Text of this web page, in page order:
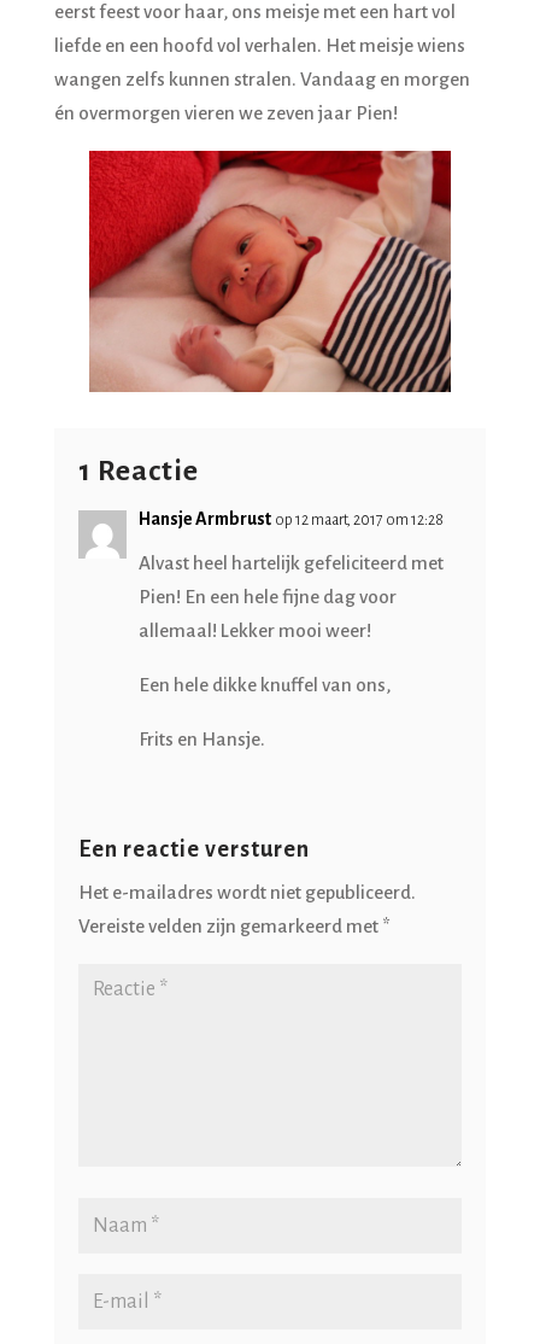
eerst feest voor haar, ons meisje met een hart vol
liefde en een hoofd vol verhalen. Het meisje wiens
wangen zelfs kunnen stralen. Vandaag en morgen
én overmorgen vieren we zeven jaar Pien!
1 Reactie
Hansje Armbrust op 12 maart, 2017 om 12:28
Alvast heel hartelijk gefeliciteerd met
Pien! En een hele fijne dag voor
allemaal! Lekker mooi weer!
Een hele dikke knuffel van ons,
Frits en Hansje.
Een reactie versturen
Het e-mailadres wordt niet gepubliceerd.
Vereiste velden zijn gemarkeerd met *